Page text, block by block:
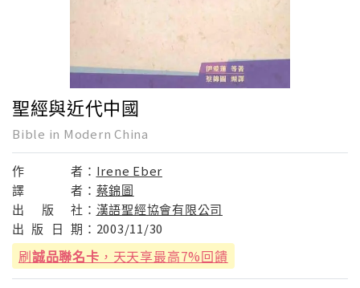
聖經與近代中國
Bible in Modern China
作 者： Irene Eber
譯
者： 蔡錦圖
出
版 社： 漢語聖經協會有限公司
出 版 日 期： 2003/11/30
刷誠品聯名卡 ，天天享最高7%回饋